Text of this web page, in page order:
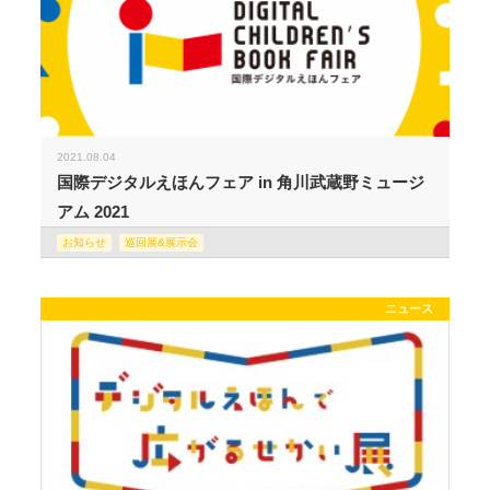
2021.08.04
国際デジタルえほんフェア in 角川武蔵野ミュージ
アム 2021
お知らせ 巡回展&展示会
ニュース